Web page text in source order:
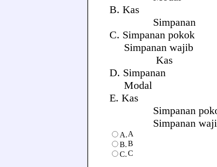
B. Kas Rp
C. Simpanan pokok
Simpanan wajib
Kas
D. Simpanan Rp
Modal
E. Kas Rp
Simpanan
Simpanan
A.A
B.B
C.C